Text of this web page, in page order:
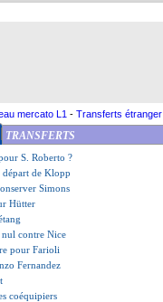
mercato L1 - Transferts étranger
TRANSFERTS
un record
comprend pas
S. Roberto ?
départ de Klopp
Simons
Hütter
nul contre Nice
pour Farioli
Fernandez
coéquipiers